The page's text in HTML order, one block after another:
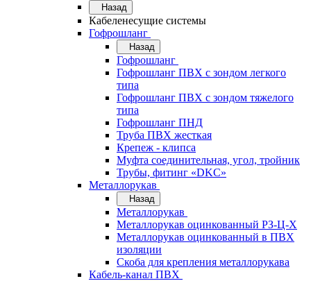
Назад
Кабеленесущие системы
Гофрошланг
Назад
Гофрошланг
Гофрошланг ПВХ с зондом легкого
типа
Гофрошланг ПВХ с зондом тяжелого
типа
Гофрошланг ПНД
Труба ПВХ жесткая
Крепеж - клипса
Муфта соединительная, угол, тройник
Трубы, фитинг «DKC»
Металлорукав
Назад
Металлорукав
Металлорукав оцинкованный РЗ-Ц-Х
Металлорукав оцинкованный в ПВХ
изоляции
Скоба для крепления металлорукава
Кабель-канал ПВХ